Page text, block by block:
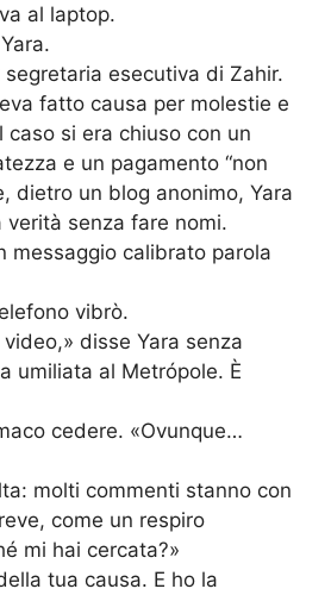
al laptop.
esecutiva di Zahir.
fatto causa per molestie e
caso si era chiuso con un
e un pagamento “non
dietro un blog anonimo, Yara
verità senza fare nomi.
messaggio calibrato parola
vibrò.
disse Yara senza
umiliata al Metrópole. È
cedere. «Ovunque…
molti commenti stanno con
come un respiro
mi hai cercata?»
tua causa. E ho la